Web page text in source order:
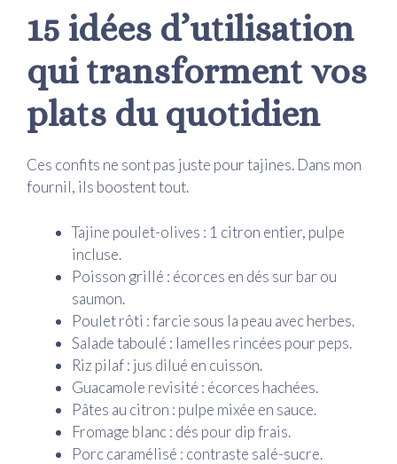
15 idées d’utilisation
qui transforment vos
plats du quotidien
Ces confits ne sont pas juste pour tajines. Dans mon
fournil, ils boostent tout.
Tajine poulet-olives : 1 citron entier, pulpe
incluse.
Poisson grillé : écorces en dés sur bar ou
saumon.
Poulet rôti : farcie sous la peau avec herbes.
Salade taboulé : lamelles rincées pour peps.
Riz pilaf : jus dilué en cuisson.
Guacamole revisité : écorces hachées.
Pâtes au citron : pulpe mixée en sauce.
Fromage blanc : dés pour dip frais.
Porc caramélisé : contraste salé-sucre.